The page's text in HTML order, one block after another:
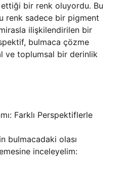
bir renk oluyordu. Bu
renk sadece bir pigment
ilişkilendirilen bir
bulmaca çözme
ve toplumsal bir derinlik
Farklı Perspektiflerle
bulmacadaki olası
inceleyelim: